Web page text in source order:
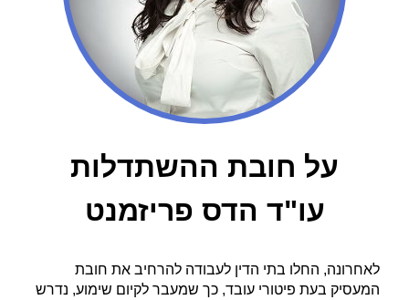
על חובת ההשתדלות
עו"ד הדס פריזמנט
לאחרונה, החלו בתי הדין לעבודה להרחיב את חובת
המעסיק בעת פיטורי עובד, כך שמעבר לקיום שימוע, נדרש